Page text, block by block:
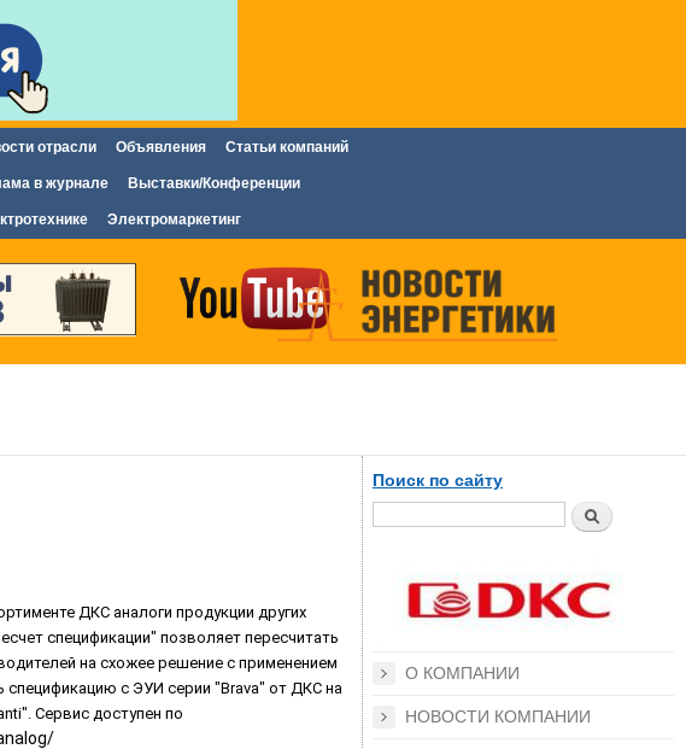
отрасли Объявления Статьи компаний
в журнале Выставки/Конференции
Электромаркетинг
ДКС аналоги продукции других
спецификации" позволяет пересчитать
на схожее решение с применением
с ЭУИ серии "Brava" от ДКС на
Сервис доступен по
Поиск по сайту
Поиск
О КОМПАНИИ
НОВОСТИ КОМПАНИИ